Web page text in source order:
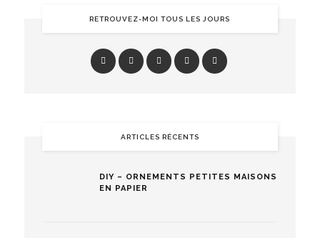
RETROUVEZ-MOI TOUS LES JOURS
ARTICLES RÉCENTS
DIY – ORNEMENTS PETITES MAISONS
EN PAPIER